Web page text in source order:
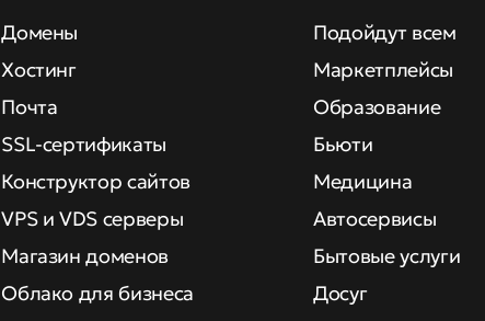
Домены
Хостинг
Почта
SSL-сертификаты
Конструктор сайтов
VPS и VDS серверы
Магазин доменов
Облако для бизнеса
Подойдут всем
Маркетплейсы
Образование
Бьюти
Медицина
Автосервисы
Бытовые услуги
Досуг